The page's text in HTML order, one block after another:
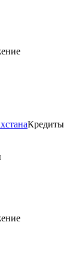
Кредиты